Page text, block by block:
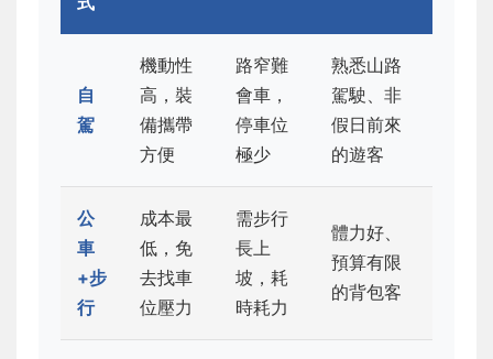
自
駕
機動性
高，裝
備攜帶
方便
路窄難
會車，
停車位
極少
熟悉山路
駕駛、非
假日前來
的遊客
公
車
+步
行
成本最
低，免
去找車
位壓力
需步行
長上
坡，耗
時耗力
體力好、
預算有限
的背包客